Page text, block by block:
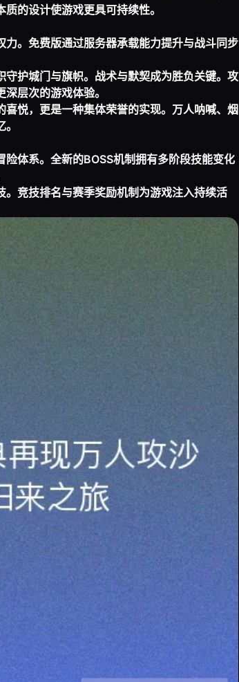
的设计使游戏更具可持续性。
。免费版通过服务器承载能力提升与战斗同步
护城门与旗帜。战术与默契成为胜负关键。攻
层次的游戏体验。
悦，更是一种集体荣誉的实现。万人呐喊、烟
体系。全新的BOSS机制拥有多阶段技能变化
竞技排名与赛季奖励机制为游戏注入持续活